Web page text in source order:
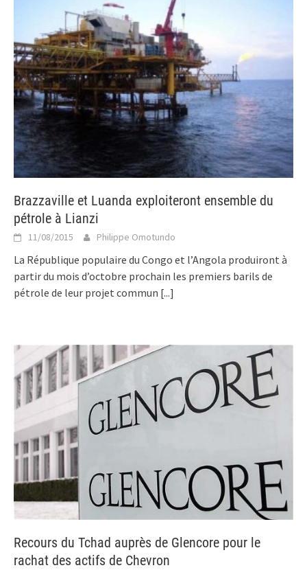
Brazzaville et Luanda exploiteront ensemble du
pétrole à Lianzi
11/08/2015 Philippe Omotundo
La République populaire du Congo et l’Angola produiront à
partir du mois d’octobre prochain les premiers barils de
pétrole de leur projet commun [...]
Recours du Tchad auprès de Glencore pour le
rachat des actifs de Chevron